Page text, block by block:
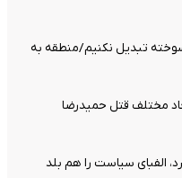
تبدیل نکنیم/منطقه به
مختلف قتل حمیدرضا
الفبای سیاست را هم بلد